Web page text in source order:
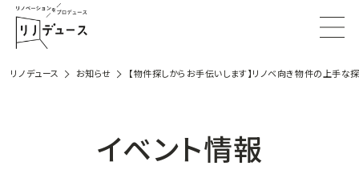
リノデュース お知らせ 【物件探しからお手伝いします】リノベ向き物件の上手
イベント情報